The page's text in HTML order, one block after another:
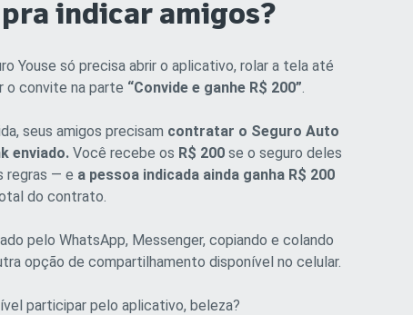
indicar amigos?
Youse só precisa abrir o aplicativo, rolar a tela até
o convite na parte “Convide e ganhe R$ 200”.
seus amigos precisam contratar o Seguro Auto
enviado. Você recebe os R$ 200 se o seguro deles
regras — e a pessoa indicada ainda ganha R$ 200
do contrato.
pelo WhatsApp, Messenger, copiando e colando
opção de compartilhamento disponível no celular.
participar pelo aplicativo, beleza?